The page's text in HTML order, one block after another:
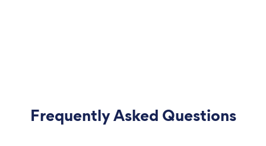
Frequently Asked Questions